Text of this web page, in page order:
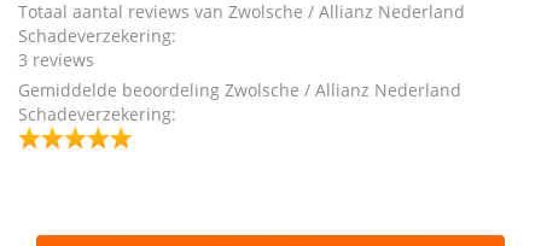
Totaal aantal reviews van Zwolsche / Allianz Nederland
Schadeverzekering:
3 reviews
Gemiddelde beoordeling Zwolsche / Allianz Nederland
Schadeverzekering: